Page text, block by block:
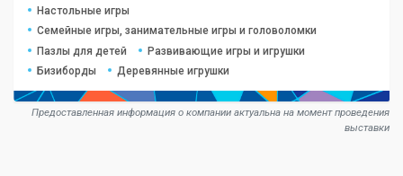
Настольные игры
Семейные игры, занимательные игры и головоломки
Пазлы для детей
Развивающие игры и игрушки
Бизиборды
Деревянные игрушки
Предоставленная информация о компании актуальна на момент проведения
выставки